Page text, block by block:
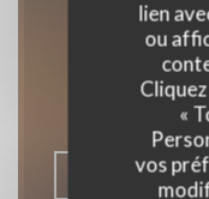
lien
ou
«
vos